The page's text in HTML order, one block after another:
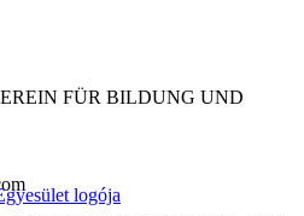
FÜR BILDUNG UND